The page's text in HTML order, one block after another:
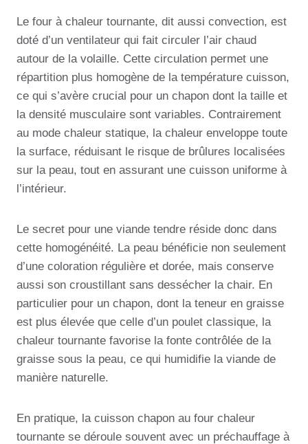
Le four à chaleur tournante, dit aussi convection, est
doté d’un ventilateur qui fait circuler l’air chaud
autour de la volaille. Cette circulation permet une
répartition plus homogène de la température cuisson,
ce qui s’avère crucial pour un chapon dont la taille et
la densité musculaire sont variables. Contrairement
au mode chaleur statique, la chaleur enveloppe toute
la surface, réduisant le risque de brûlures localisées
sur la peau, tout en assurant une cuisson uniforme à
l’intérieur.
Le secret pour une viande tendre réside donc dans
cette homogénéité. La peau bénéficie non seulement
d’une coloration régulière et dorée, mais conserve
aussi son croustillant sans dessécher la chair. En
particulier pour un chapon, dont la teneur en graisse
est plus élevée que celle d’un poulet classique, la
chaleur tournante favorise la fonte contrôlée de la
graisse sous la peau, ce qui humidifie la viande de
manière naturelle.
En pratique, la cuisson chapon au four chaleur
tournante se déroule souvent avec un préchauffage à